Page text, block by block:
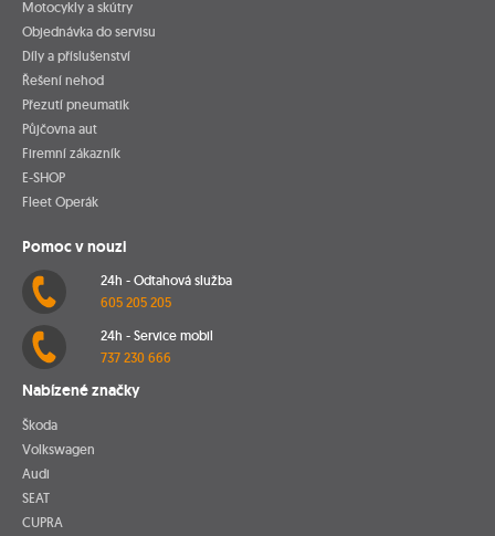
Motocykly a skútry
Objednávka do servisu
Díly a příslušenství
Řešení nehod
Přezutí pneumatik
Půjčovna aut
Firemní zákazník
E-SHOP
Fleet Operák
Pomoc v nouzi
24h - Odtahová služba
605 205 205
24h - Service mobil
737 230 666
Nabízené značky
Škoda
Volkswagen
Audi
SEAT
CUPRA